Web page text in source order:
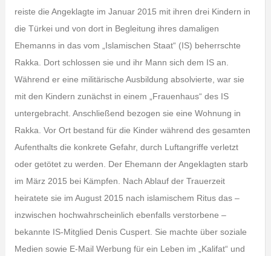
reiste die Angeklagte im Januar 2015 mit ihren drei Kindern in
die Türkei und von dort in Begleitung ihres damaligen
Ehemanns in das vom „Islamischen Staat“ (IS) beherrschte
Rakka. Dort schlossen sie und ihr Mann sich dem IS an.
Während er eine militärische Ausbildung absolvierte, war sie
mit den Kindern zunächst in einem „Frauenhaus“ des IS
untergebracht. Anschließend bezogen sie eine Wohnung in
Rakka. Vor Ort bestand für die Kinder während des gesamten
Aufenthalts die konkrete Gefahr, durch Luftangriffe verletzt
oder getötet zu werden. Der Ehemann der Angeklagten starb
im März 2015 bei Kämpfen. Nach Ablauf der Trauerzeit
heiratete sie im August 2015 nach islamischem Ritus das –
inzwischen hochwahrscheinlich ebenfalls verstorbene –
bekannte IS-Mitglied Denis Cuspert. Sie machte über soziale
Medien sowie E-Mail Werbung für ein Leben im „Kalifat“ und